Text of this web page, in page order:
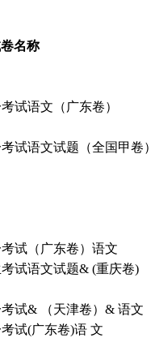
名称
试语文（广东卷）
试语文试题（全国甲卷）
试（广东卷）语文
试语文试题& (重庆卷)
试& （天津卷）& 语文
试(广东卷)语 文